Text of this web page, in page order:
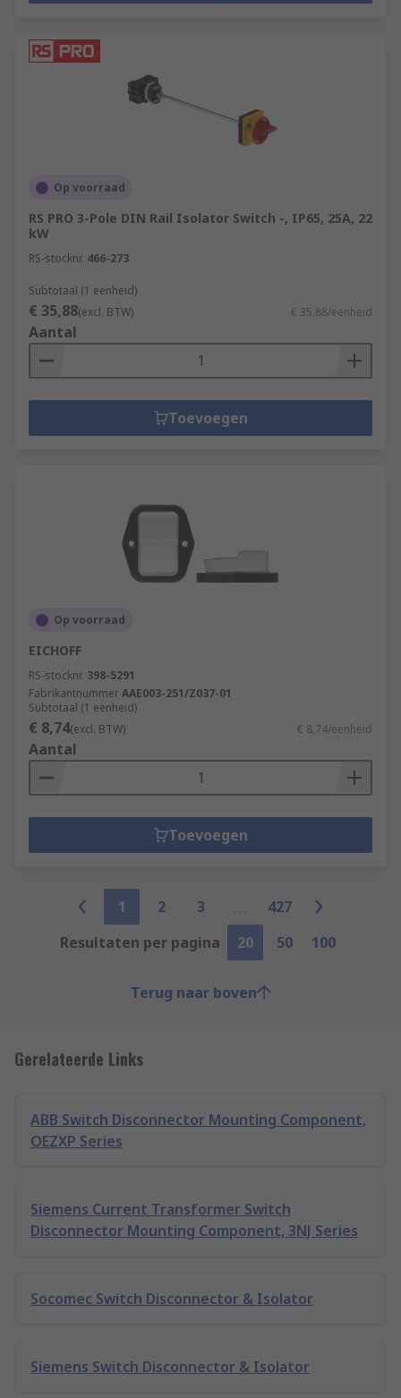
Op voorraad
RS PRO 3-Pole DIN Rail Isolator Switch -, IP65, 25A, 22
kW
RS-stocknr. 466-273
Subtotaal (1 eenheid)
€ 35,88(excl. BTW) € 35,88/eenheid
Aantal
Toevoegen
Op voorraad
EICHOFF
RS-stocknr. 398-5291
FabrikantnummerAAE003-251/Z037-01
Subtotaal (1 eenheid)
€ 8,74(excl. BTW) € 8,74/eenheid
Aantal
Toevoegen
1 2 3
427
Resultaten per pagina
20 50 100
Terug naar boven
Gerelateerde Links
ABB Switch Disconnector Mounting Component,
OEZXP Series
Siemens Current Transformer Switch
Disconnector Mounting Component, 3NJ Series
Socomec Switch Disconnector & Isolator
Siemens Switch Disconnector & Isolator